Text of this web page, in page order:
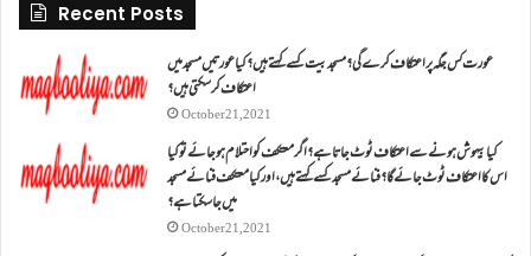
Recent Posts
عورت کس جگہ پر اعتکاف کرے گی؟مسجد بیت کسے کہتے ہیں؟کیا عورتیں مسجد میں
اعتکاف کر سکتی ہیں؟
October 21, 2021
کیا بیہوش ہونے سے اعتکاف ٹوٹ جاتا ہے؟ اگر معتکف کو احتلام ہو جائے تو کیا
اس کا اعتکاف ٹوٹ جائے گا؟فنائے مسجد کسے کہتے ہیں ، اور کیا معتکف فنائے مسجد
میں جا سکتا ہے؟
October 21, 2021